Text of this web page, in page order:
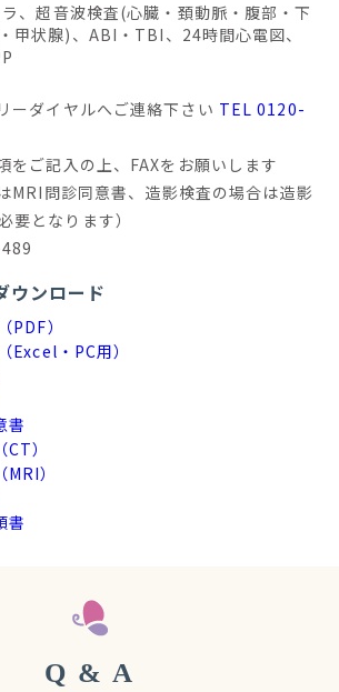
、超音波検査(心臓・頚動脈・腹部・下
甲状腺)、ABI・TBI、24時間心電図、
ーダイヤルへご連絡下さい TEL 0120-
をご記入の上、FAXをお願いします
MRI問診同意書、造影検査の場合は造影
要となります）
ウンロード
PDF）
Excel・PC用）
書
）
）
書
Q & A